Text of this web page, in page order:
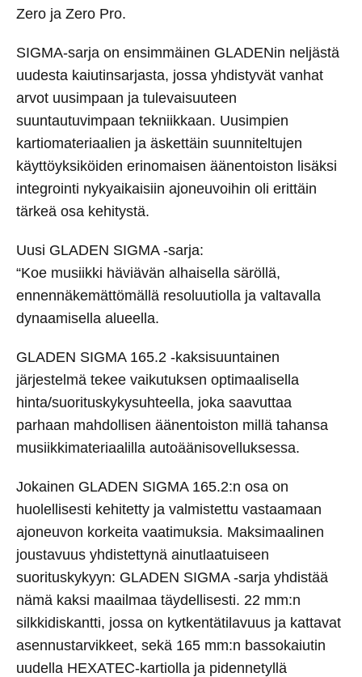
Zero ja Zero Pro.
SIGMA-sarja on ensimmäinen GLADENin neljästä
uudesta kaiutinsarjasta, jossa yhdistyvät vanhat
arvot uusimpaan ja tulevaisuuteen
suuntautuvimpaan tekniikkaan. Uusimpien
kartiomateriaalien ja äskettäin suunniteltujen
käyttöyksiköiden erinomaisen äänentoiston lisäksi
integrointi nykyaikaisiin ajoneuvoihin oli erittäin
tärkeä osa kehitystä.
Uusi GLADEN SIGMA -sarja:
“Koe musiikki häviävän alhaisella säröllä,
ennennäkemättömällä resoluutiolla ja valtavalla
dynaamisella alueella.
GLADEN SIGMA 165.2 -kaksisuuntainen
järjestelmä tekee vaikutuksen optimaalisella
hinta/suorituskykysuhteella, joka saavuttaa
parhaan mahdollisen äänentoiston millä tahansa
musiikkimateriaalilla autoäänisovelluksessa.
Jokainen GLADEN SIGMA 165.2:n osa on
huolellisesti kehitetty ja valmistettu vastaamaan
ajoneuvon korkeita vaatimuksia. Maksimaalinen
joustavuus yhdistettynä ainutlaatuiseen
suorituskykyyn: GLADEN SIGMA -sarja yhdistää
nämä kaksi maailmaa täydellisesti. 22 mm:n
silkkidiskantti, jossa on kytkentätilavuus ja kattavat
asennustarvikkeet, sekä 165 mm:n bassokaiutin
uudella HEXATEC-kartiolla ja pidennetyllä